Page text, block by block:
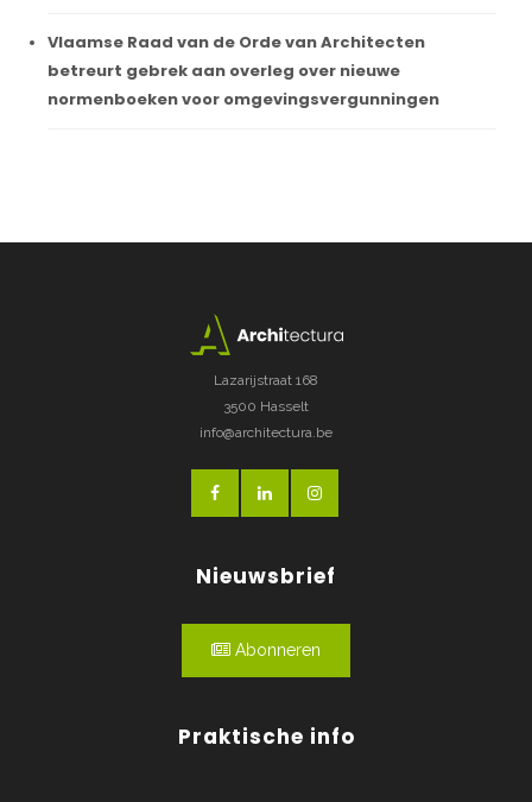
Vlaamse Raad van de Orde van Architecten
betreurt gebrek aan overleg over nieuwe
normenboeken voor omgevingsvergunningen
Lazarijstraat 168
3500 Hasselt
info@architectura.be
Nieuwsbrief
Abonneren
Praktische info